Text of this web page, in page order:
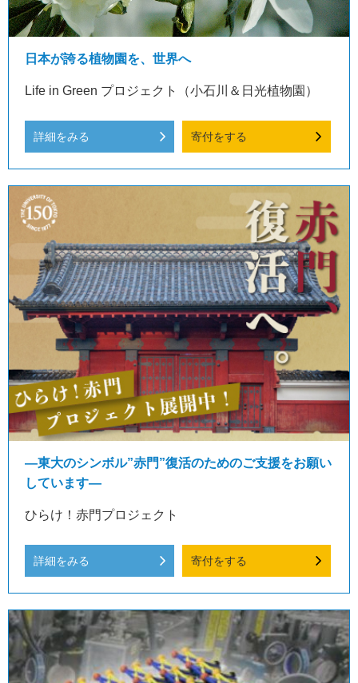
日本が誇る植物園を、世界へ
Life in Green プロジェクト（小石川＆日光植物園）
詳細をみる 寄付をする
―東大のシンボル”赤門”復活のためのご支援をお願い
しています―
ひらけ！赤門プロジェクト
詳細をみる 寄付をする